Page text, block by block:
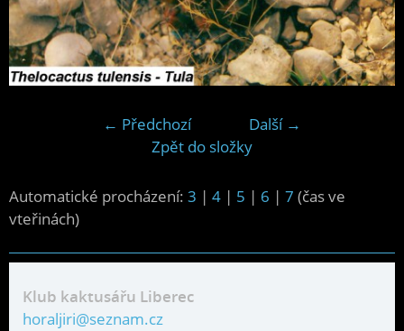
← Předchozí
Další →
Zpět do složky
Automatické procházení: 3 | 4 | 5 | 6 | 7 (čas ve
vteřinách)
Klub kaktusářu Liberec
horaljiri@seznam.cz